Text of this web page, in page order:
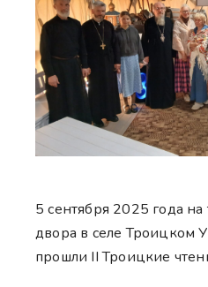
5 сентября 2025 года
двора в селе Троицком
прошли II Троицкие